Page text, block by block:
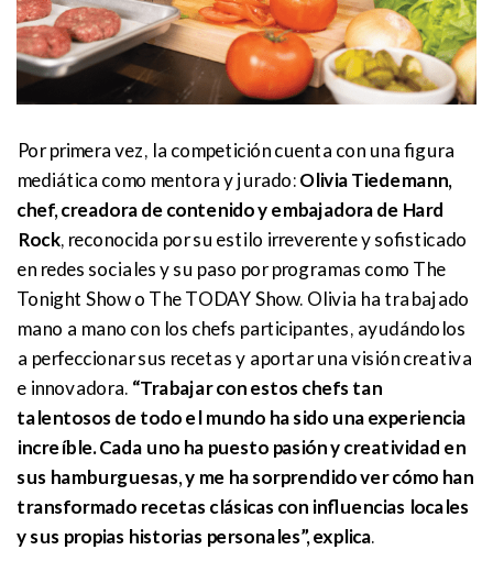
Por primera vez, la competición cuenta con una figura
mediática como mentora y jurado:Olivia Tiedemann,
chef, creadora de contenido y embajadora de Hard
Rock, reconocida por su estilo irreverente y sofisticado
en redes sociales y su paso por programas como The
Tonight Show o The TODAY Show. Olivia ha trabajado
mano a mano con los chefs participantes, ayudándolos
a perfeccionar sus recetas y aportar una visión creativa
e innovadora. “Trabajar con estos chefs tan
talentosos de todo el mundo ha sido una experiencia
increíble. Cada uno ha puesto pasión y creatividad en
sus hamburguesas, y me ha sorprendido ver cómo han
transformado recetas clásicas con influencias locales
y sus propias historias personales”, explica.